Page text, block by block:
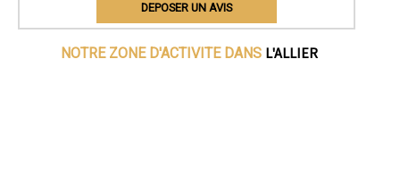
DEPOSER UN AVIS
NOTRE ZONE D'ACTIVITE DANS L'ALLIER